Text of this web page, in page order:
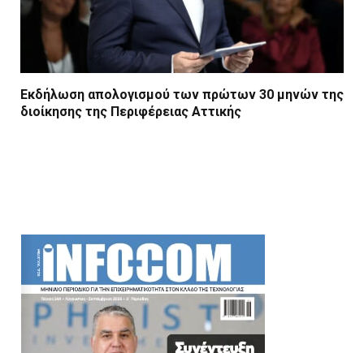
Εκδήλωση απολογισμού των πρώτων 30 μηνών της
διοίκησης της Περιφέρειας Αττικής